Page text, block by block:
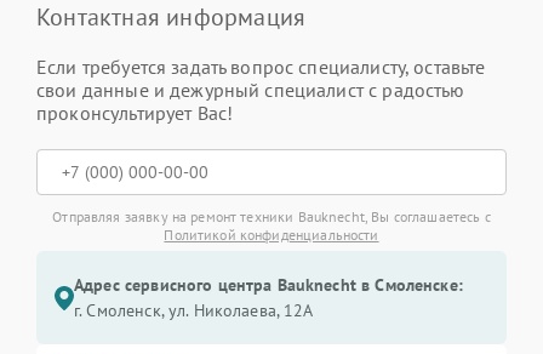
Контактная информация
Если требуется задать вопрос специалисту, оставьте
свои данные и дежурный специалист с радостью
проконсультирует Вас!
Отправляя заявку на ремонт техники Bauknecht, Вы соглашаетесь с
Политикой конфиденциальности
Адрес сервисного центра Bauknecht в Смоленске:
г. Смоленск, ул. Николаева, 12А